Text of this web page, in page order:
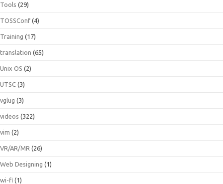
Tools (29)
TOSSConf (4)
Training (17)
translation (65)
Unix OS (2)
UTSC (3)
vglug (3)
videos (322)
vim (2)
VR/AR/MR (26)
Web Designing (1)
wi-fi (1)